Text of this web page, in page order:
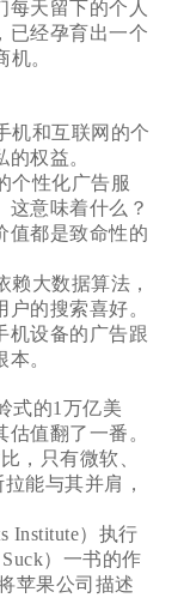
每天留下的个人
已经孕育出一个
。
机和互联网的个
权益。
个性化广告服
这意味着什么？
值都是致命性的
大数据算法，
的搜索喜好。
机设备的广告跟
。
式的1万亿美
值翻了一番。
，只有微软、
能与其并肩，
Institute）执行
）一书的作
苹果公司描述